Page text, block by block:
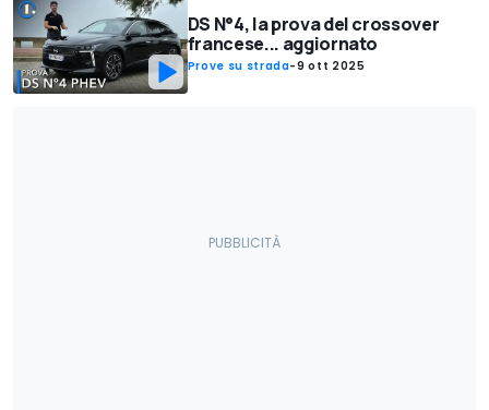
DS N°4, la prova del crossover
francese... aggiornato
Prove su strada-9 ott 2025